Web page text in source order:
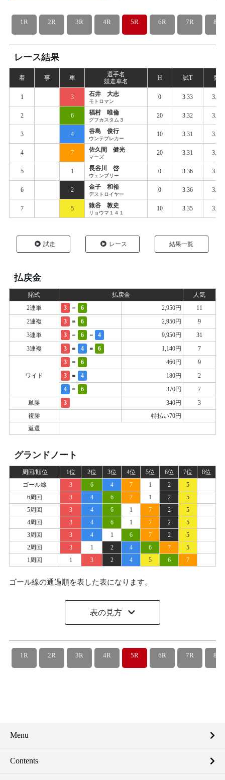
1R 2R 3R 4R 5R 6R 7R 8R
レース結果
着 事 車
選手名
競走車名
H 試T 競
1 3 石井 大志
モトロマン
0 3.33 3.416
2 6 福村 唯倫
グフカスタム３
20 3.32 3.404
3 4 谷島 俊行
ウンテブレカー
10 3.31 3.421
4 7 佐久間 健光
マーズ
20 3.31 3.413
5 1 長谷川 啓
ウェンブリー
0 3.36 3.442
6 2 金子 和裕
デストロイヤー
0 3.36 3.445
7 5 猿谷 敦史
リョウマ１４１
10 3.35 3.447
試走 レース 結果一覧
払戻金
賭式 払戻金
人気
2連単
3 - 6 2,950円
11
2連複
3 = 6 2,950円
9
3連単
3 - 6 - 4 9,950円
31
3連複
3 = 4 = 6 1,140円 7
ワイド
3 = 6 460円
9
3
= 4 180円
2
4
= 6 370円
7
単勝
3 340円
3
複勝
特払い70円
返還
グランドノート
周回/順位 1位 2位 3位 4位 5位 6位 7位
8位
ゴール線
3 6 4 7 1 2
5
6周回
3 4 6 7 1 2
5
5周回
3 4 6 1 7 2
5
4周回
3 4 6 1 7 2
5
3周回
3 4 1 6 7 2
5
2周回
3 1 2 4 6 7
5
1周回
1 3 2 4 5 6 7
ゴール線の通過順を表した表になります。
表の見方
1R 2R 3R 4R 5R 6R 7R 8R
Menu
Contents